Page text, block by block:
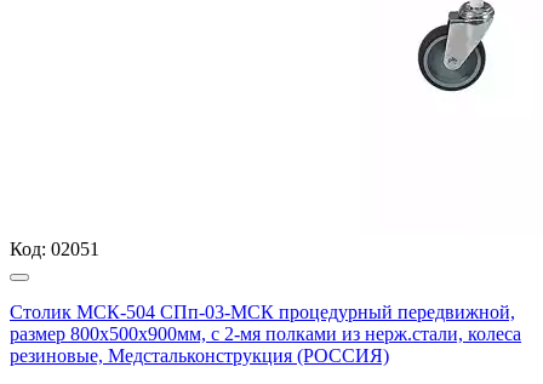
Код: 02051
Столик МСК-504 СПп-03-МСК процедурный передвижной,
размер 800х500х900мм, с 2-мя полками из нерж.стали, колеса
резиновые, Медстальконструкция (РОССИЯ)